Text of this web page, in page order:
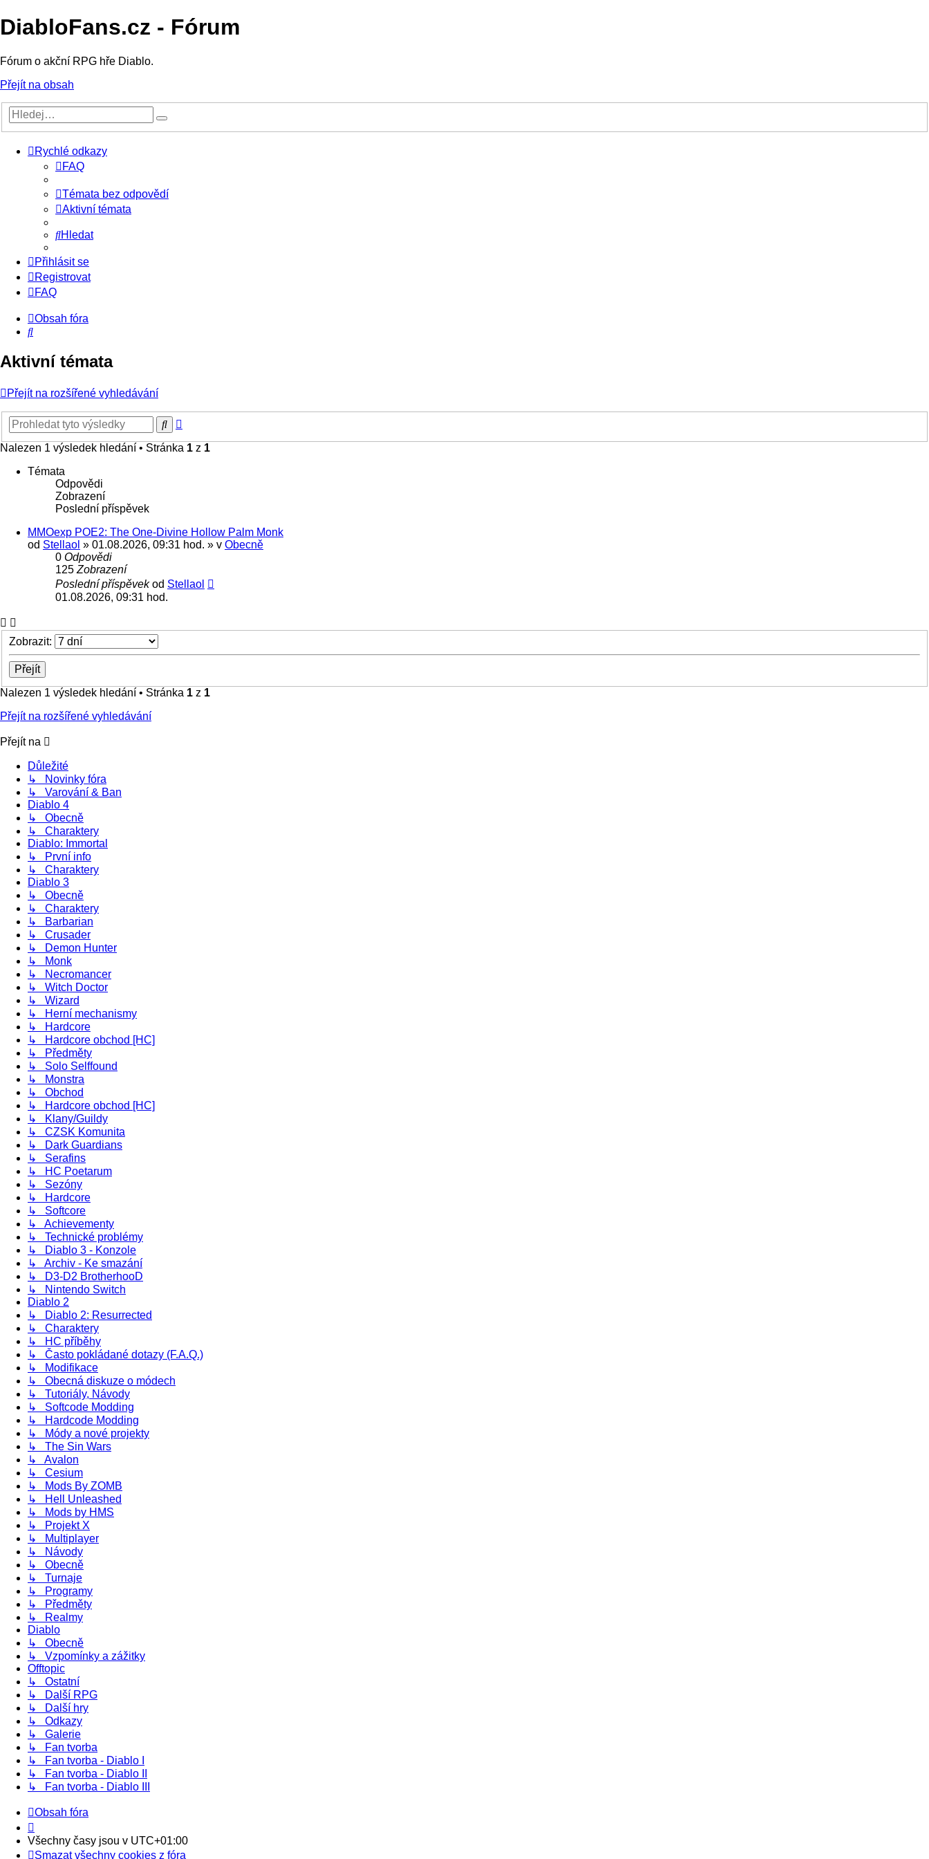
DiabloFans.cz - Fórum
Fórum o akční RPG hře Diablo.
Přejít na obsah
Rychlé odkazy
FAQ
Témata bez odpovědí
Aktivní témata
Hledat
Přihlásit se
Registrovat
FAQ
Obsah fóra
Hledat
Aktivní témata
Přejít na rozšířené vyhledávání
Hledat
Nalezen 1 výsledek hledání • Stránka 1 z 1
Témata
Odpovědi
Zobrazení
Poslední příspěvek
MMOexp POE2: The One-Divine Hollow Palm Monk
od Stellaol » 01.08.2026, 09:31 hod. » v Obecně
0 Odpovědi
125 Zobrazení
Poslední příspěvekod Stellaol
01.08.2026, 09:31 hod.
Zobrazit:
Nalezen 1 výsledek hledání • Stránka 1 z 1
Přejít na rozšířené vyhledávání
Přejít na
Důležité
↳ Novinky fóra
↳ Varování & Ban
Diablo 4
↳ Obecně
↳ Charaktery
Diablo: Immortal
↳ První info
↳ Charaktery
Diablo 3
↳ Obecně
↳ Charaktery
↳ Barbarian
↳ Crusader
↳ Demon Hunter
↳ Monk
↳ Necromancer
↳ Witch Doctor
↳ Wizard
↳ Herní mechanismy
↳ Hardcore
↳ Hardcore obchod [HC]
↳ Předměty
↳ Solo Selffound
↳ Monstra
↳ Obchod
↳ Hardcore obchod [HC]
↳ Klany/Guildy
↳ CZSK Komunita
↳ Dark Guardians
↳ Serafins
↳ HC Poetarum
↳ Sezóny
↳ Hardcore
↳ Softcore
↳ Achievementy
↳ Technické problémy
↳ Diablo 3 - Konzole
↳ Archiv - Ke smazání
↳ D3-D2 BrotherhooD
↳ Nintendo Switch
Diablo 2
↳ Diablo 2: Resurrected
↳ Charaktery
↳ HC příběhy
↳ Často pokládané dotazy (F.A.Q.)
↳ Modifikace
↳ Obecná diskuze o módech
↳ Tutoriály, Návody
↳ Softcode Modding
↳ Hardcode Modding
↳ Módy a nové projekty
↳ The Sin Wars
↳ Avalon
↳ Cesium
↳ Mods By ZOMB
↳ Hell Unleashed
↳ Mods by HMS
↳ Projekt X
↳ Multiplayer
↳ Návody
↳ Obecně
↳ Turnaje
↳ Programy
↳ Předměty
↳ Realmy
Diablo
↳ Obecně
↳ Vzpomínky a zážitky
Offtopic
↳ Ostatní
↳ Další RPG
↳ Další hry
↳ Odkazy
↳ Galerie
↳ Fan tvorba
↳ Fan tvorba - Diablo I
↳ Fan tvorba - Diablo II
↳ Fan tvorba - Diablo III
Obsah fóra
Všechny časy jsou v UTC+01:00
Smazat všechny cookies z fóra